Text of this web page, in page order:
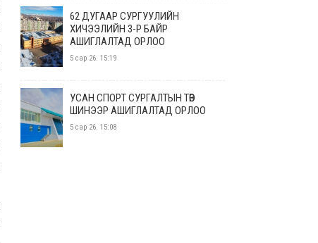
62 ДУГААР СУРГУУЛИЙН
ХИЧЭЭЛИЙН 3-Р БАЙР
АШИГЛАЛТАД ОРЛОО
5 сар 26. 15:19
УСАН СПОРТ СУРГАЛТЫН ТӨВ
ШИНЭЭР АШИГЛАЛТАД ОРЛОО
5 сар 26. 15:08